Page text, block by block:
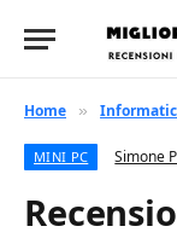
Home »
MINI PC Simone